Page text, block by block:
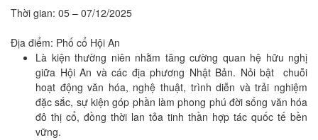
Thời gian: 05 – 07/12/2025
Địa điểm: Phố cổ Hội An
Là kiện thường niên nhằm tăng cường quan hệ hữu nghị
giữa Hội An và các địa phương Nhật Bản. Nỏi bật chuỗi
hoạt động văn hóa, nghệ thuật, trình diễn và trải nghiệm
đặc sắc, sự kiện góp phần làm phong phú đời sống văn hóa
đô thị cổ, đồng thời lan tỏa tinh thần hợp tác quốc tế bền
vững.